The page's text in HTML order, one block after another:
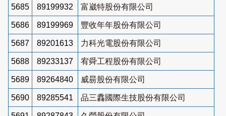
5685 89199932 富崴特股份有限公司
5686 89199969 豐收年年股份有限公司
5687 89201613 力科光電股份有限公司
5688 89233137 宥舜工程股份有限公司
5689 89264840 威昜股份有限公司
5690 89285541 品三馫國際生技股份有限公司